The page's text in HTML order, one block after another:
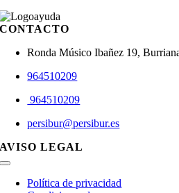
CONTACTO
Ronda Músico Ibañez 19,
964510209
964510209
persibur@persibur.es
AVISO LEGAL
Toggle
NavigationPolítica de privacidad